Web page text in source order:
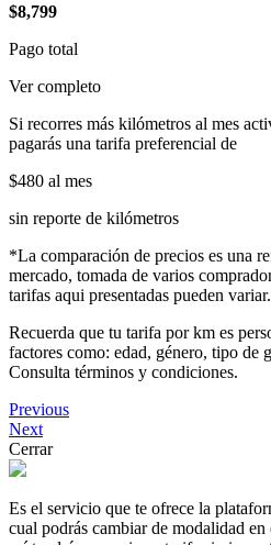
$8,799
Pago total
Ver completo
Si recorres más kilómetros al mes
pagarás una tarifa preferencial de
$480 al mes
sin reporte de kilómetros
*La comparación de precios es una
mercado, tomada de varios
tarifas aqui presentadas pueden variar.
Recuerda que tu tarifa por km es
factores como: edad, género, tipo de
Consulta términos y condiciones.
Previous
Next
Cerrar
Es el servicio que te ofrece la
cual podrás cambiar de modalidad